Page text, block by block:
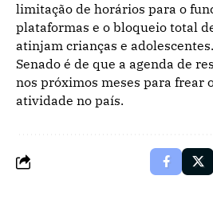
limitação de horários para o
plataformas e o bloqueio total
atinjam crianças e
Senado é de que a agenda de
nos próximos meses para frear
atividade no país.